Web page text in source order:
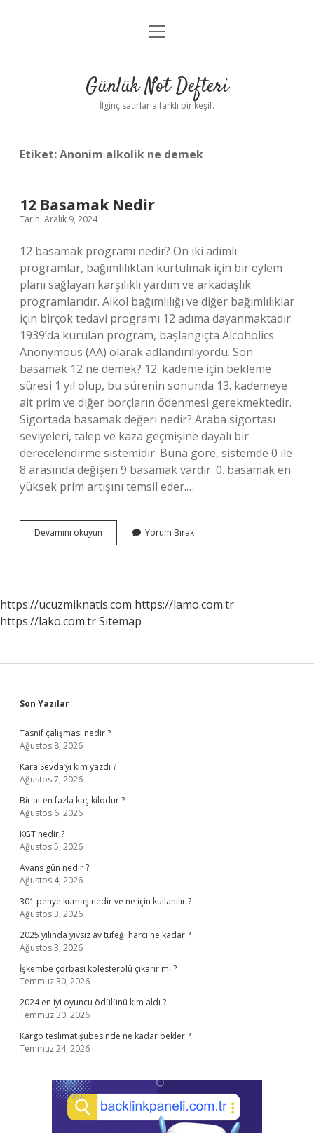
Anasayfa
Yasal Uyarı
menüyü
Günlük Not Defteri
İlginç satırlarla farklı bir keşif.
Etiket:Anonim alkolik ne demek
12 Basamak Nedir
Tarih: Aralık 9, 2024
12 basamak programı nedir? On iki adımlı
programlar, bağımlılıktan kurtulmak için bir eylem
planı sağlayan karşılıklı yardım ve arkadaşlık
programlarıdır. Alkol bağımlılığı ve diğer bağımlılıklar
için birçok tedavi programı 12 adıma dayanmaktadır.
1939’da kurulan program, başlangıçta Alcoholics
Anonymous (AA) olarak adlandırılıyordu. Son
basamak 12 ne demek? 12. kademe için bekleme
süresi 1 yıl olup, bu sürenin sonunda 13. kademeye
ait prim ve diğer borçların ödenmesi gerekmektedir.
Sigortada basamak değeri nedir? Araba sigortası
seviyeleri, talep ve kaza geçmişine dayalı bir
derecelendirme sistemidir. Buna göre, sistemde 0 ile
8 arasında değişen 9 basamak vardır. 0. basamak en
yüksek prim artışını temsil eder.…
Devamını okuyun
Basamak
Yorum Bırak
https://ucuzmiknatis.com https://lamo.com.tr
https://lako.com.trSitemap
Sidebar
Son Yazılar
Tasnif çalışması nedir ?
Ağustos 8, 2026
Kara Sevda’yı kim yazdı ?
Ağustos 7, 2026
Bir at en fazla kaç kilodur ?
Ağustos 6, 2026
KGT nedir ?
Ağustos 5, 2026
Avans gün nedir ?
Ağustos 4, 2026
301 penye kumaş nedir ve ne için kullanılır ?
Ağustos 3, 2026
2025 yılında yivsiz av tüfeği harcı ne kadar ?
Ağustos 3, 2026
İşkembe çorbası kolesterolü çıkarır mı ?
Temmuz 30, 2026
2024 en iyi oyuncu ödülünü kim aldı ?
Temmuz 30, 2026
Kargo teslimat şubesinde ne kadar bekler ?
Temmuz 24, 2026